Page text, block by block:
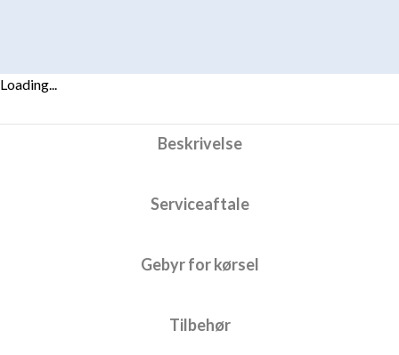
Loading...
Beskrivelse
Serviceaftale
Gebyr for kørsel
Tilbehør